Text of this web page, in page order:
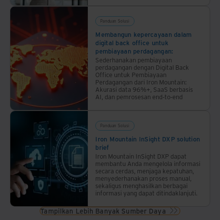
Investment,
serta
mengurangi
biaya
pengoperasian.
Panduan Solusi
Membangun kepercayaan dalam
digital back office untuk
pembiayaan perdagangan:
Sederhanakan pembiayaan
perdagangan dengan Digital Back
Office untuk Pembiayaan
Perdagangan dari Iron Mountain:
Akurasi data 96%+, SaaS berbasis
AI, dan pemrosesan end-to-end
Panduan Solusi
Iron Mountain InSight DXP solution
brief
Iron Mountain InSight DXP dapat
membantu Anda mengelola informasi
secara cerdas, menjaga kepatuhan,
menyederhanakan proses manual,
sekaligus menghasilkan berbagai
informasi yang dapat ditindaklanjuti.
Tampilkan Lebih Banyak Sumber Daya